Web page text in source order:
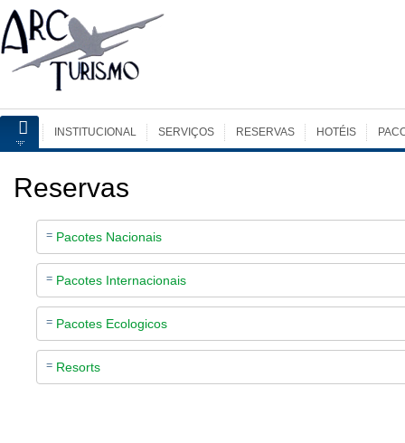
INSTITUCIONAL SERVIÇOS RESERVAS HOTÉIS
Reservas
Pacotes Nacionais
Pacotes Internacionais
Pacotes Ecologicos
Resorts